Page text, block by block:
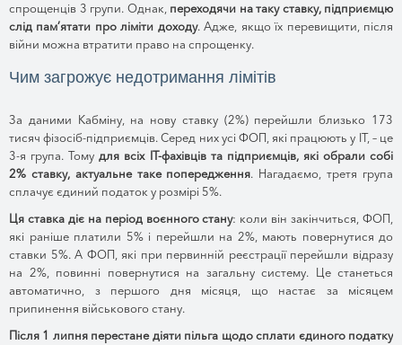
спрощенців 3 групи. Однак, переходячи на таку ставку, підприємцю
слід пам’ятати про ліміти доходу. Адже, якщо їх перевищити, після
війни можна втратити право на спрощенку.
Чим загрожує недотримання лімітів
За даними Кабміну, на нову ставку (2%) перейшли близько 173
тисяч фізосіб-підприємців. Серед них усі ФОП, які працюють у IT, – це
3-я група. Томудля всіх IT-фахівців та підприємців, які обрали собі
2% ставку, актуальне таке попередження. Нагадаємо, третя група
сплачує єдиний податок у розмірі 5%.
Ця ставка діє на період воєнного стану: коли він закінчиться, ФОП,
які раніше платили 5% і перейшли на 2%, мають повернутися до
ставки 5%. А ФОП, які при первинній реєстрації перейшли відразу
на 2%, повинні повернутися на загальну систему. Це станеться
автоматично, з першого дня місяця, що настає за місяцем
припинення військового стану.
Після 1 липня перестане діяти пільга щодо сплати єдиного податку